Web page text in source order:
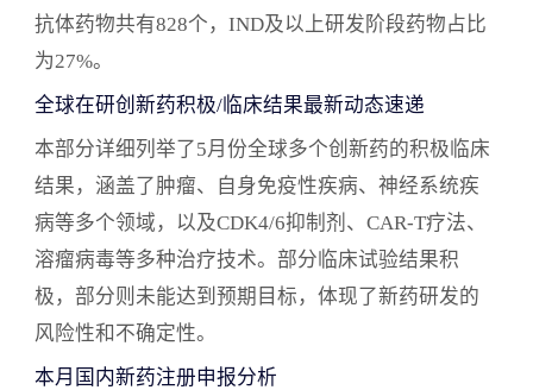
数据源的可靠性。
抗体药物共有828个，IND及以上研发阶段药物占比
为27%。
全球在研创新药积极/临床结果最新动态速递
本部分详细列举了5月份全球多个创新药的积极临床
结果，涵盖了肿瘤、自身免疫性疾病、神经系统疾
病等多个领域，以及CDK4/6抑制剂、CAR-T疗法、
溶瘤病毒等多种治疗技术。部分临床试验结果积
极，部分则未能达到预期目标，体现了新药研发的
风险性和不确定性。
本月国内新药注册申报分析